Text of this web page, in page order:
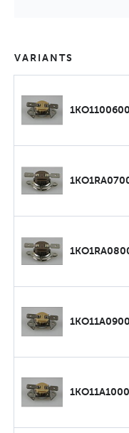
VARIANTS